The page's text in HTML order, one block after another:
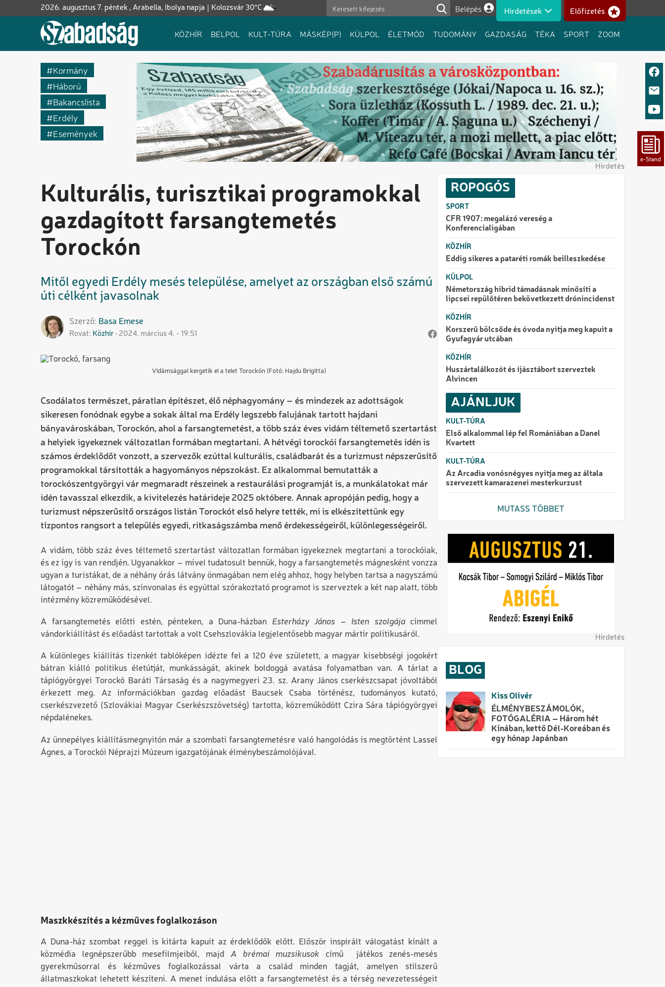
a
Kolozsvár 30°C
2026. augusztus 7. péntek , Arabella, Ibolya napja
Felhasználói fiók menüje
Belépés Hirdetések Előfizetés
Fő
KÖZHÍR BELPOL KULT-TÚRA MÁSKÉP(P) KÜLPOL ÉLETMÓD TUDOMÁNY GAZDASÁG TÉKA SPORT ZOOM
Kormány
Háború
Bakancslista
Erdély
Események
Hirdetés
Kulturális, turisztikai programokkal
gazdagított farsangtemetés
Torockón
Mitől egyedi Erdély mesés települése, amelyet az országban első számú
úti célként javasolnak
Szerző Basa Emese
Rovat Közhír 2024. március 4. - 19:51
Vidámsággal kergetik el a telet Torockón (Fotó: Hajdu Brigitta)
Csodálatos természet, páratlan építészet, élő néphagyomány – és mindezek az adottságok
sikeresen fonódnak egybe a sokak által ma Erdély legszebb falujának tartott hajdani
bányavároskában, Torockón, ahol a farsangtemetést, a több száz éves vidám téltemető szertartást
a helyiek igyekeznek változatlan formában megtartani. A hétvégi torockói farsangtemetés idén is
számos érdeklődőt vonzott, a szervezők ezúttal kulturális, családbarát és a turizmust népszerűsítő
programokkal társították a hagyományos népszokást. Ez alkalommal bemutatták a
torockószentgyörgyi vár megmaradt részeinek a restaurálási programját is, a munkálatokat már
idén tavasszal elkezdik, a kivitelezés határideje 2025 októbere. Annak apropóján pedig, hogy a
turizmust népszerűsítő országos listán Torockót első helyre tették, mi is elkészítettünk egy
tízpontos rangsort a település egyedi, ritkaságszámba menő érdekességeiről, különlegességeiről.
A vidám, több száz éves téltemető szertartást változatlan formában igyekeznek megtartani a torockóiak,
és ez így is van rendjén. Ugyanakkor – mivel tudatosult bennük, hogy a farsangtemetés mágnesként vonzza
ugyan a turistákat, de a néhány órás látvány önmagában nem elég ahhoz, hogy helyben tartsa a nagyszámú
látogatót – néhány más, színvonalas és egyúttal szórakoztató programot is szerveztek a két nap alatt, több
intézmény közreműködésével.
A farsangtemetés előtti estén, pénteken, a Duna-házban Esterházy János – Isten szolgájacímmel
vándorkiállítást és előadást tartottak a volt Csehszlovákia legjelentősebb magyar mártír politikusáról.
A különleges kiállítás tizenkét tablóképen idézte fel a 120 éve született, a magyar kisebbségi jogokért
bátran kiálló politikus életútját, munkásságát, akinek boldoggá avatása folyamatban van. A tárlat a
tápiógyörgyei Torockó Baráti Társaság és a nagymegyeri 23. sz. Arany János cserkészcsapat jóvoltából
érkezett meg. Az információkban gazdag előadást Baucsek Csaba történész, tudományos kutató,
cserkészvezető (Szlovákiai Magyar Cserkészszövetség) tartotta, közreműködött Czira Sára tápiógyörgyei
népdalénekes.
Az ünnepélyes kiállításmegnyitón már a szombati farsangtemetésre való hangolódás is megtörtént Lassel
Ágnes, a Torockói Néprajzi Múzeum igazgatójának élménybeszámolójával.
Maszkkészítés a kézműves foglalkozáson
A Duna-ház szombat reggel is kitárta kapuit az érdeklődők előtt. Először inspirált válogatást kínált a
közmédia legnépszerűbb mesefilmjeiből, majd A brémai muzsikusokcímű játékos zenés-mesés
gyerekműsorral és kézműves foglalkozással várta a család minden tagját, amelyen stílszerű
állatmaszkokat lehetett készíteni. A menet indulása előtt a farsangtemetést és a térség nevezetességeit
ROPOGÓS
SPORT
CFR 1907: megalázó vereség a
Konferencialigában
KÖZHÍR
Eddig sikeres a pataréti romák beilleszkedése
KÜLPOL
Németország hibrid támadásnak minősíti a
lipcsei repülőtéren bekövetkezett drónincidenst
KÖZHÍR
Korszerű bölcsőde és óvoda nyitja meg kapuit a
Gyufagyár utcában
KÖZHÍR
Huszártalálkozót és íjásztábort szerveztek
Alvincen
AJÁNLJUK
KULT-TÚRA
Első alkalommal lép fel Romániában a Danel
Kvartett
KULT-TÚRA
Az Arcadia vonósnégyes nyitja meg az általa
szervezett kamarazenei mesterkurzust
MUTASS TÖBBET
Hirdetés
BLOG
Kiss Olivér
ÉLMÉNYBESZÁMOLÓK,
FOTÓGALÉRIA – Három hét
Kínában, kettő Dél-Koreában és
egy hónap Japánban